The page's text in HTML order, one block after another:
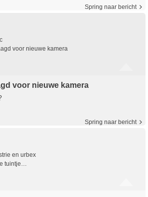
Spring naar bericht
voor nieuwe kamera
voor nieuwe kamera
Spring naar bericht
en urbex
tuintje…